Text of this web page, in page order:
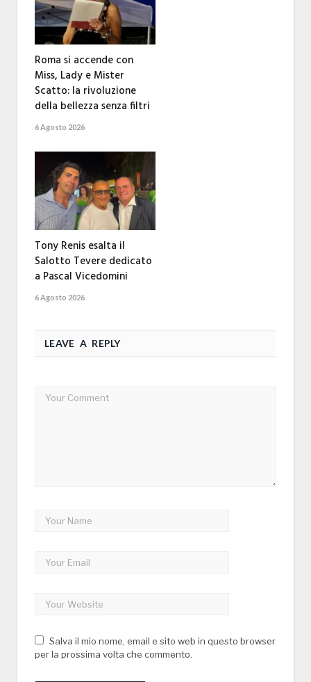
Roma si accende con
Miss, Lady e Mister
Scatto: la rivoluzione
della bellezza senza filtri
6 Agosto 2026
Tony Renis esalta il
Salotto Tevere dedicato
a Pascal Vicedomini
6 Agosto 2026
LEAVE A REPLY
Salva il mio nome, email e sito web in questo browser
per la prossima volta che commento.